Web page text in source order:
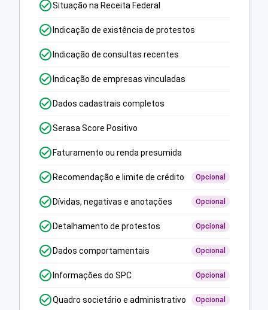
Situação na Receita Federal
Indicação de existência de protestos
Indicação de consultas recentes
Indicação de empresas vinculadas
Dados cadastrais completos
Serasa Score Positivo
Faturamento ou renda presumida
Recomendação e limite de crédito Opcional
Dívidas, negativas e anotações Opcional
Detalhamento de protestos Opcional
Dados comportamentais Opcional
Informações do SPC Opcional
Quadro societário e administrativo Opcional